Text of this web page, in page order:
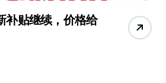
补贴继续，价格给